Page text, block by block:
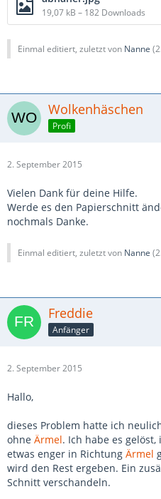
19,07 kB – 182 Downloads
Einmal editiert, zuletzt von Nanne (
Wolkenhäschen
Profi
2. September 2015
Vielen Dank für deine Hilfe.
Werde es den Papierschnitt
nochmals Danke.
Einmal editiert, zuletzt von Nanne (
Freddie
Anfänger
2. September 2015
Hallo,
dieses Problem hatte ich
ohne Ärmel. Ich habe es
etwas enger in Richtung Ärmel
wird den Rest ergeben. Ein
Schnitt verschandeln.